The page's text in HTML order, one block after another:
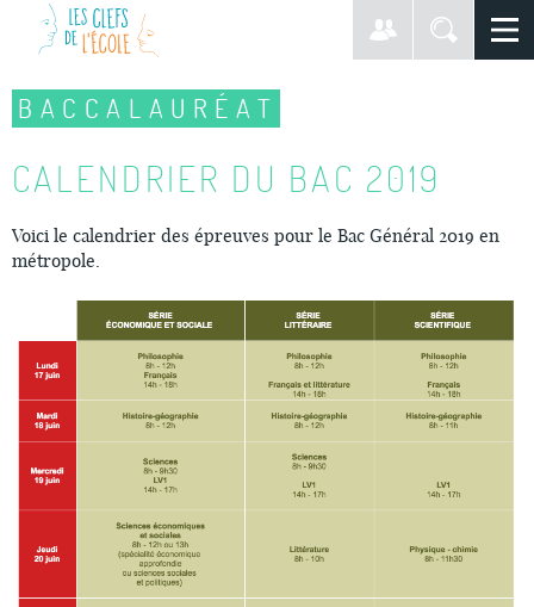
BACCALAURÉAT
CALENDRIER DU BAC 2019
Voici le calendrier des épreuves pour le Bac Général 2019 en
métropole.